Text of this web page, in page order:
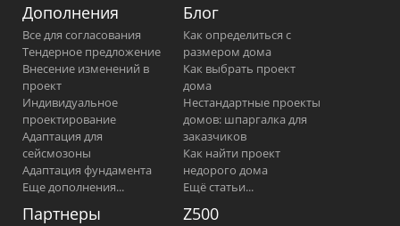
Дополнения
Все для согласования
Тендерное предложение
Внесение изменений в
проект
Индивидуальное
проектирование
Адаптация для
сейсмозоны
Адаптация фундамента
Еще дополнения...
Блог
Как определиться с
размером дома
Как выбрать проект
дома
Нестандартные проекты
домов: шпаргалка для
заказчиков
Как найти проект
недорого дома
Ещё статьи...
Партнеры Z500